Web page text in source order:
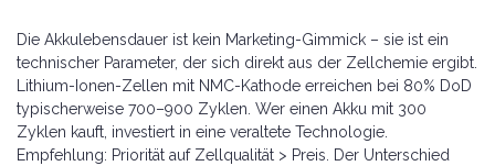
Die Akkulebensdauer ist kein Marketing-Gimmick – sie ist ein
technischer Parameter, der sich direkt aus der Zellchemie ergibt.
Lithium-Ionen-Zellen mit NMC-Kathode erreichen bei 80% DoD
typischerweise 700–900 Zyklen. Wer einen Akku mit 300
Zyklen kauft, investiert in eine veraltete Technologie.
Empfehlung: Priorität auf Zellqualität > Preis. Der Unterschied